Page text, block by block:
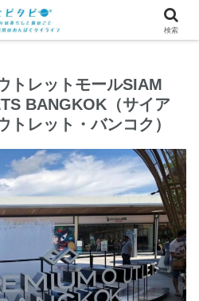
トレットモールSIAM
BANGKOK（サイア
トレット・バンコク）
検索